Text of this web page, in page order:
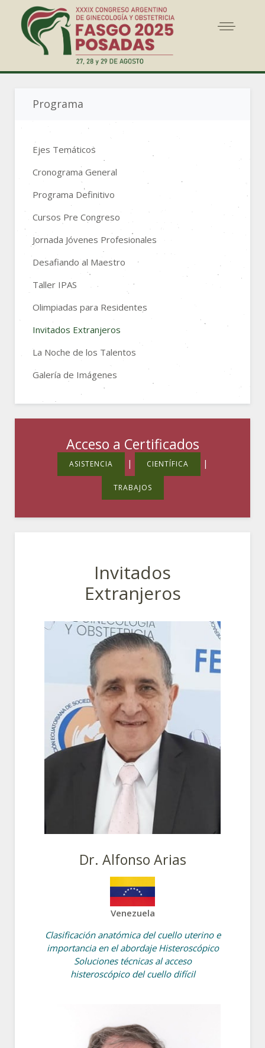
Acceso a Certificados
ASISTENCIA | CIENTÍFICA |
TRABAJOS
Invitados
Extranjeros
Dr. Alfonso Arias
Venezuela
Clasificación anatómica del cuello uterino e
importancia en el abordaje Histeroscópico
Soluciones técnicas al acceso
histeroscópico del cuello difícil
Programa
Ejes Temáticos
Cronograma General
Programa Definitivo
Cursos Pre Congreso
Jornada Jóvenes Profesionales
Desafiando al Maestro
Taller IPAS
Olimpiadas para Residentes
Invitados Extranjeros
La Noche de los Talentos
Galería de Imágenes